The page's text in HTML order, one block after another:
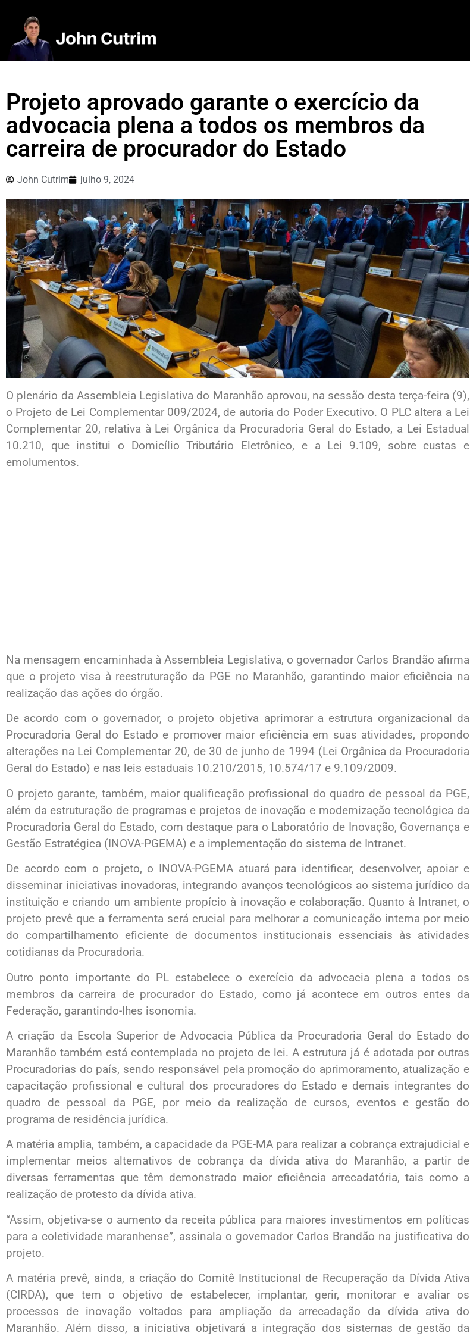
Projeto aprovado garante o exercício da
advocacia plena a todos os membros da
carreira de procurador do Estado
John Cutrim julho 9, 2024
O plenário da Assembleia Legislativa do Maranhão aprovou, na sessão desta terça-feira (9),
o Projeto de Lei Complementar 009/2024, de autoria do Poder Executivo. O PLC altera a Lei
Complementar 20, relativa à Lei Orgânica da Procuradoria Geral do Estado, a Lei Estadual
10.210, que institui o Domicílio Tributário Eletrônico, e a Lei 9.109, sobre custas e
emolumentos.
Na mensagem encaminhada à Assembleia Legislativa, o governador Carlos Brandão afirma
que o projeto visa à reestruturação da PGE no Maranhão, garantindo maior eficiência na
realização das ações do órgão.
De acordo com o governador, o projeto objetiva aprimorar a estrutura organizacional da
Procuradoria Geral do Estado e promover maior eficiência em suas atividades, propondo
alterações na Lei Complementar 20, de 30 de junho de 1994 (Lei Orgânica da Procuradoria
Geral do Estado) e nas leis estaduais 10.210/2015, 10.574/17 e 9.109/2009.
O projeto garante, também, maior qualificação profissional do quadro de pessoal da PGE,
além da estruturação de programas e projetos de inovação e modernização tecnológica da
Procuradoria Geral do Estado, com destaque para o Laboratório de Inovação, Governança e
Gestão Estratégica (INOVA-PGEMA) e a implementação do sistema de Intranet.
De acordo com o projeto, o INOVA-PGEMA atuará para identificar, desenvolver, apoiar e
disseminar iniciativas inovadoras, integrando avanços tecnológicos ao sistema jurídico da
instituição e criando um ambiente propício à inovação e colaboração. Quanto à Intranet, o
projeto prevê que a ferramenta será crucial para melhorar a comunicação interna por meio
do compartilhamento eficiente de documentos institucionais essenciais às atividades
cotidianas da Procuradoria.
Outro ponto importante do PL estabelece o exercício da advocacia plena a todos os
membros da carreira de procurador do Estado, como já acontece em outros entes da
Federação, garantindo-lhes isonomia.
A criação da Escola Superior de Advocacia Pública da Procuradoria Geral do Estado do
Maranhão também está contemplada no projeto de lei. A estrutura já é adotada por outras
Procuradorias do país, sendo responsável pela promoção do aprimoramento, atualização e
capacitação profissional e cultural dos procuradores do Estado e demais integrantes do
quadro de pessoal da PGE, por meio da realização de cursos, eventos e gestão do
programa de residência jurídica.
A matéria amplia, também, a capacidade da PGE-MA para realizar a cobrança extrajudicial e
implementar meios alternativos de cobrança da dívida ativa do Maranhão, a partir de
diversas ferramentas que têm demonstrado maior eficiência arrecadatória, tais como a
realização de protesto da dívida ativa.
“Assim, objetiva-se o aumento da receita pública para maiores investimentos em políticas
para a coletividade maranhense”, assinala o governador Carlos Brandão na justificativa do
projeto.
A matéria prevê, ainda, a criação do Comitê Institucional de Recuperação da Dívida Ativa
(CIRDA), que tem o objetivo de estabelecer, implantar, gerir, monitorar e avaliar os
processos de inovação voltados para ampliação da arrecadação da dívida ativa do
Maranhão. Além disso, a iniciativa objetivará a integração dos sistemas de gestão da